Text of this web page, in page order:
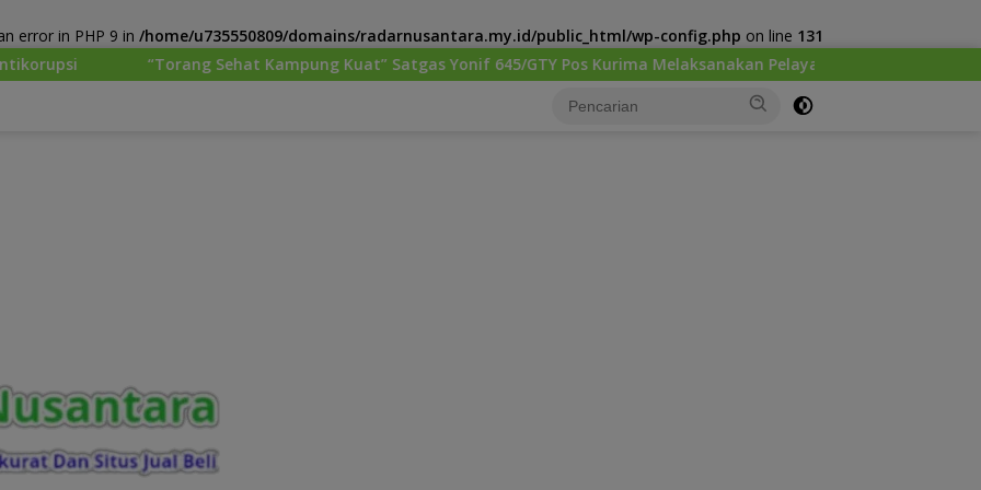
error in PHP 9 in /home/u735550809/domains/radarnusantara.my.id/public_html/wp-config.php on line 131
Sehat Kampung Kuat” Satgas Yonif 645/GTY Pos Kurima Melaksanakan Pelayanan kesehatan Gratis 1 x 24 Jam